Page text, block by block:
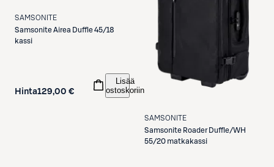
SAMSONITE
SamsoniteAirea Duffle 45/18
kassi
Hinta129,00 €
Lisää
ostoskoriin
SAMSONITE
Samsonite Roader Duffle/WH
55/20 matkakassi